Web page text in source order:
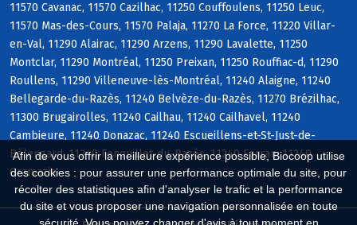
Afin de vous offrir la meilleure expérience possible, Biocoop utilise
des cookies : pour assurer une performance optimale du site, pour
récolter des statistiques afin d'analyser le trafic et la performance
du site et vous proposer une navigation personnalisée en toute
11570 Cavanac, 11570 Cazilhac, 11250 Couffoulens, 11250 Leuc,
11570 Mas-des-Cours, 11570 Palaja, 11270 La Force, 11220 Villar-
en-Val, 11290 Alairac, 11290 Arzens, 11290 Lavalette, 11250
Montclar, 11290 Montréal, 11250 Preixan, 11250 Rouffiac-d, 11290
Roullens, 11290 Villeneuve-lès-Montréal, 11240 Alaigne, 11240
Bellegarde-du-Razès, 11240 Belvèze-du-Razès, 11270 Brézilhac,
11300 Brugairolles, 11240 Cailhau, 11240 Cailhavel, 11240
Cambieure, 11240 Donazac, 11240 Escueillens-et-St-Just-de-
Bélengard, 11240 Fenouillet-du-Razès, 11240 Ferran, 11240
Gramazie